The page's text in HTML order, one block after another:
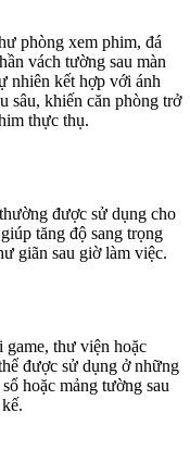
phòng xem phim, đá
vách tường sau màn
nhiên kết hợp với ánh
sâu, khiến căn phòng trở
thực thụ.
được sử dụng cho
tăng độ sang trọng
giãn sau giờ làm việc.
thư viện hoặc
được sử dụng ở những
hoặc mảng tường sau